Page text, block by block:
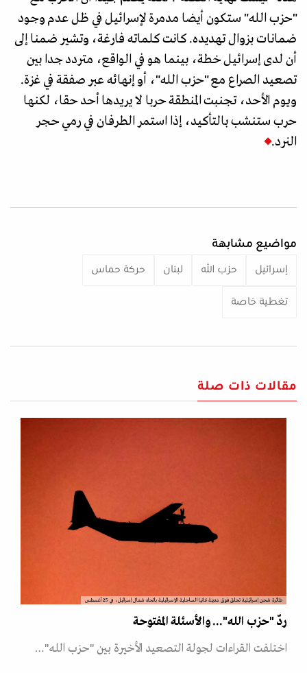
"حزب الله" ستكون أيضا مدمرة لإسرائيل في ظل عدم وجود
ضمانات بزوال تهديده. كانت كلماته فارغة، وتشير ضمنا إلى
أن لدى إسرائيل خطة، بينما هو في الواقع، متردد جدا بين
تصعيد الصراع مع "حزب الله"، أو إنهائه عبر صفقة في غزة.
ويوم الأحد، تجنبت المنطقة حربا لا يريدها أحد حقا، لكنها
حرب ستنشب بالتأكيد، إذا استمر الطرفان في رمي حجر
النرد.
مواضيع مشابهة
إسرائيل حزب الله لبنان حركة حماس
تغطية خاصة
مقالات ذات صلة
طائرة شحن إسرائيلية تحلق فوق مدينة نتانيا الساحلية الإسرائيلية باتجاه شمال إسرائيل، في 25 أغسطس
ردّ "حزب الله"... والأسئلة المفتوحة
اختلفت القراءات لجولة التصعيد الأخيرة بين "حزب الله"…